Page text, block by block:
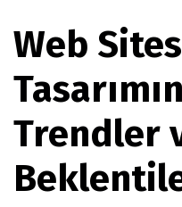
Web
Trendler